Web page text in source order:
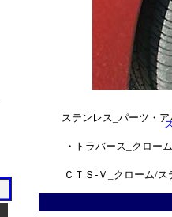
ステンレス_パーツ・
■レクサス：ＩＳ_２
/ステンレス_パーツ
ＧＳ４６０_クローム
ステンレス_パーツ・
・トラバース_クロー
ＣＴＳ-Ｖ_クローム/